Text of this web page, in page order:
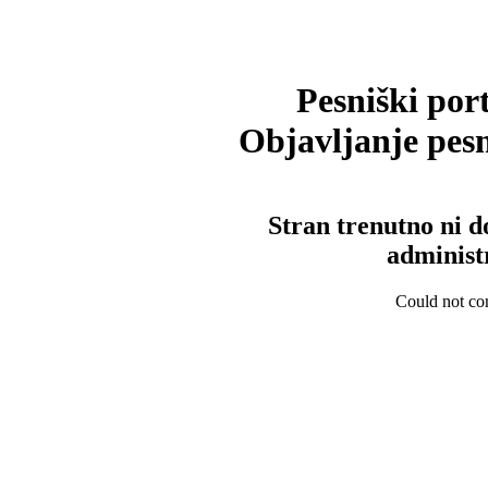
Pesniški
Objavljanje
Stran trenutno ni
Could not